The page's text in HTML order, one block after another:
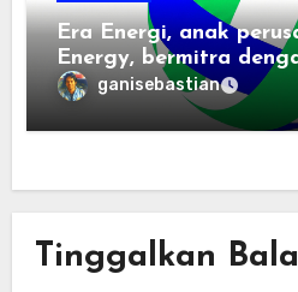
Era Energi, anak
Energy, bermitra
Zhuochuangtong untuk
transisi energi
energi global
ganisebastian
Tinggalkan